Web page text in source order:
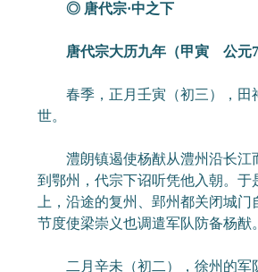
◎ 唐代宗·中之下
唐代宗大历九年（甲寅 公元
春季，正月壬寅（初三），田
世。
澧朗镇遏使杨猷从澧州沿长江
到鄂州，代宗下诏听凭他入朝。于
上，沿途的复州、郢州都关闭城门
节度使梁崇义也调遣军队防备杨猷。
二月辛未（初二），徐州的军